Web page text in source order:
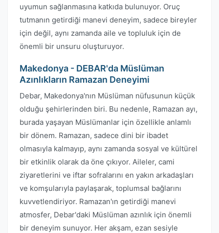
uyumun sağlanmasına katkıda bulunuyor. Oruç
tutmanın getirdiği manevi deneyim, sadece bireyler
için değil, aynı zamanda aile ve topluluk için de
önemli bir unsuru oluşturuyor.
Makedonya - DEBAR'da Müslüman
Azınlıkların Ramazan Deneyimi
Debar, Makedonya'nın Müslüman nüfusunun küçük
olduğu şehirlerinden biri. Bu nedenle, Ramazan ayı,
burada yaşayan Müslümanlar için özellikle anlamlı
bir dönem. Ramazan, sadece dini bir ibadet
olmasıyla kalmayıp, aynı zamanda sosyal ve kültürel
bir etkinlik olarak da öne çıkıyor. Aileler, cami
ziyaretlerini ve iftar sofralarını en yakın arkadaşları
ve komşularıyla paylaşarak, toplumsal bağlarını
kuvvetlendiriyor. Ramazan'ın getirdiği manevi
atmosfer, Debar'daki Müslüman azınlık için önemli
bir deneyim sunuyor. Her akşam, ezan sesiyle